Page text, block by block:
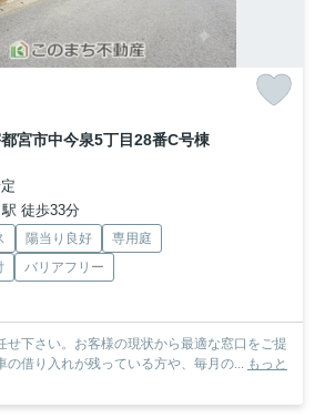
宮市中今泉5丁目28番C号棟
徒歩33分
陽当り良好
専用庭
バリアフリー
せ下さい。お客様の現状から最適な窓口をご提
の借り入れが残っている方や、毎月の... もっと